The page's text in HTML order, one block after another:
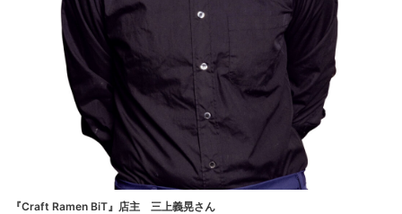
『Craft Ramen BiT』店主 三上義晃さん